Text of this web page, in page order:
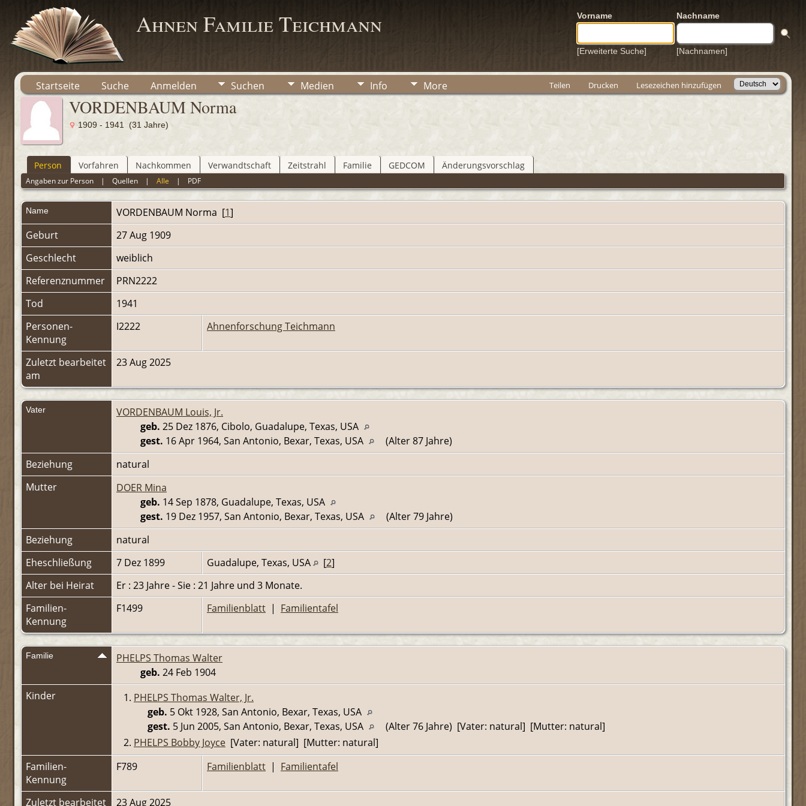
Ahnen Familie Teichmann Vorname Nachname
[Erweiterte Suche] [Nachnamen]
Startseite Suche Anmelden Suchen Medien Info More Teilen Drucken Lesezeichen hinzufügen
VORDENBAUM Norma
1909 - 1941 (31 Jahre)
Person Vorfahren Nachkommen Verwandtschaft Zeitstrahl Familie GEDCOM Änderungsvorschlag
Angaben zur Person |Quellen |Alle | PDF
Name VORDENBAUM Norma [1]
Geburt
27 Aug 1909
Geschlecht
weiblich
Referenznummer
PRN2222
Tod
1941
Personen-
Kennung
I2222 Ahnenforschung Teichmann
Zuletzt bearbeitet
am
23 Aug 2025
Vater
VORDENBAUM Louis, Jr.
geb. 25 Dez 1876, Cibolo, Guadalupe, Texas, USA
gest. 16 Apr 1964, San Antonio, Bexar, Texas, USA
(Alter 87 Jahre)
Beziehung
natural
Mutter
DOER Mina
geb. 14 Sep 1878, Guadalupe, Texas, USA
gest. 19 Dez 1957, San Antonio, Bexar, Texas, USA
(Alter 79 Jahre)
Beziehung
natural
Eheschließung
7 Dez 1899 Guadalupe, Texas, USA [2]
Alter bei Heirat
Er : 23 Jahre - Sie : 21 Jahre und 3 Monate.
Familien-
Kennung
F1499 Familienblatt | Familientafel
Familie
PHELPS Thomas Walter
geb. 24 Feb 1904
Kinder
1. PHELPS Thomas Walter, Jr.
geb. 5 Okt 1928, San Antonio, Bexar, Texas, USA
gest. 5 Jun 2005, San Antonio, Bexar, Texas, USA
(Alter 76 Jahre) [Vater: natural] [Mutter: natural]
2. PHELPS Bobby Joyce [Vater: natural] [Mutter: natural]
Familien-
Kennung
F789 Familienblatt | Familientafel
Zuletzt bearbeitet 23 Aug 2025